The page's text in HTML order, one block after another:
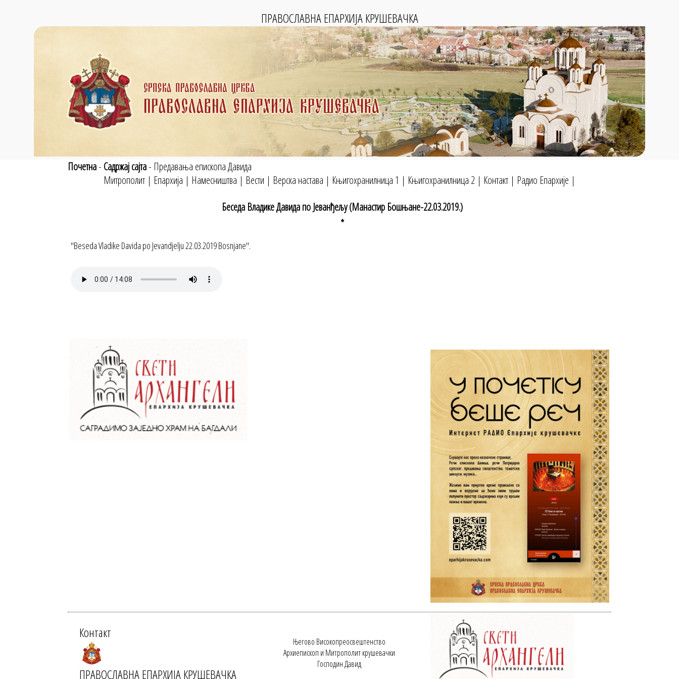
ПРАВОСЛАВНА ЕПАРХИЈА КРУШЕВАЧКА
Почетна- Садржај сајта- Предавања епископа Давида
Митрополит| Епархија | Намесништва | Вести | Верска настава | Књигохранилница 1 | Књигохранилница 2| Контакт| Радио Епархије |
Беседа Владике Давида по Јеванђељу (Манастир Бошњане-22.03.2019.)
*
"Beseda Vladike Davida po Jevandjelju 22.03.2019 Bosnjane".
Контакт
ПРАВОСЛАВНА ЕПАРХИЈА КРУШЕВАЧКА
Његово Високопреосвештенство
Архиепископ и Митрополит крушевачки
Господин Давид